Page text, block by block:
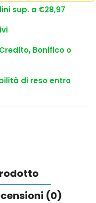
sup. a €28,97
Bonifico o
di reso entro
(0)